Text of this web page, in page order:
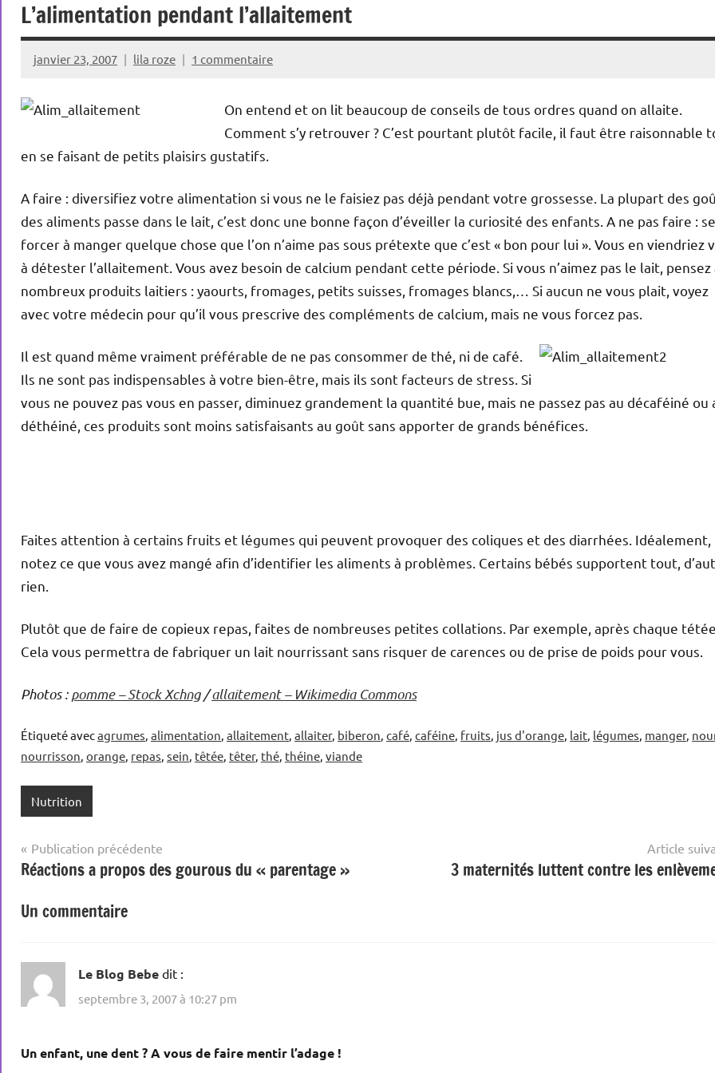
L’alimentation pendant l’allaitement
janvier 23, 2007 lila roze 1 commentaire
On entend et on lit beaucoup de conseils de tous ordres quand on allaite.
Comment s’y retrouver ? C’est pourtant plutôt facile, il faut être raisonnable
en se faisant de petits plaisirs gustatifs.
A faire : diversifiez votre alimentation si vous ne le faisiez pas déjà pendant votre grossesse. La plupart des
des aliments passe dans le lait, c’est donc une bonne façon d’éveiller la curiosité des enfants. A ne pas faire : se
forcer à manger quelque chose que l’on n’aime pas sous prétexte que c’est « bon pour lui ». Vous en viendriez
à détester l’allaitement. Vous avez besoin de calcium pendant cette période. Si vous n’aimez pas le lait, pensez
nombreux produits laitiers : yaourts, fromages, petits suisses, fromages blancs,… Si aucun ne vous plait, voyez
avec votre médecin pour qu’il vous prescrive des compléments de calcium, mais ne vous forcez pas.
Il est quand même vraiment préférable de ne pas consommer de thé, ni de café.
Ils ne sont pas indispensables à votre bien-être, mais ils sont facteurs de stress. Si
vous ne pouvez pas vous en passer, diminuez grandement la quantité bue, mais ne passez pas au décaféiné ou
déthéiné, ces produits sont moins satisfaisants au goût sans apporter de grands bénéfices.
Faites attention à certains fruits et légumes qui peuvent provoquer des coliques et des diarrhées. Idéalement,
notez ce que vous avez mangé afin d’identifier les aliments à problèmes. Certains bébés supportent tout,
rien.
Plutôt que de faire de copieux repas, faites de nombreuses petites collations. Par exemple, après chaque tétée.
Cela vous permettra de fabriquer un lait nourrissant sans risquer de carences ou de prise de poids pour vous.
Photos :pomme – Stock Xchng/allaitement – Wikimedia Commons
Étiqueté avecagrumes, alimentation, allaitement, allaiter, biberon, café, caféine, fruits, jus d'orange, lait, légumes, manger,
nourrisson, orange, repas, sein, têtée, têter, thé, théine, viande
Nutrition
Navigation
de
l’article
Publication précédente
Réactions a propos des gourous du « parentage »
Article
3 maternités luttent contre les
Un commentaire
Le Blog Bebe dit :
septembre 3, 2007 à 10:27 pm
Un enfant, une dent ? A vous de faire mentir l’adage !